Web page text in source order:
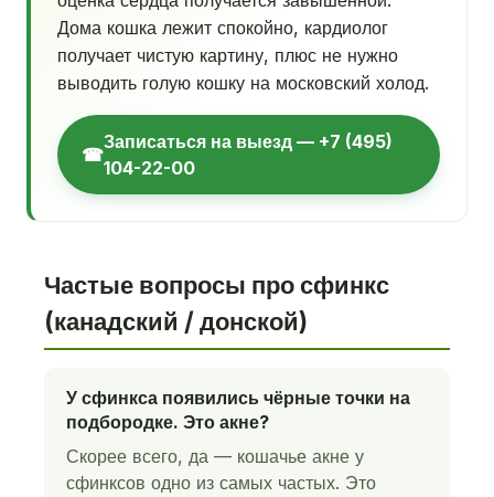
Дома кошка лежит спокойно, кардиолог
получает чистую картину, плюс не нужно
выводить голую кошку на московский холод.
☎
Записаться на выезд — +7 (495)
104-22-00
Частые вопросы про сфинкс
(канадский / донской)
У сфинкса появились чёрные точки на
подбородке. Это акне?
Скорее всего, да — кошачье акне у
сфинксов одно из самых частых. Это